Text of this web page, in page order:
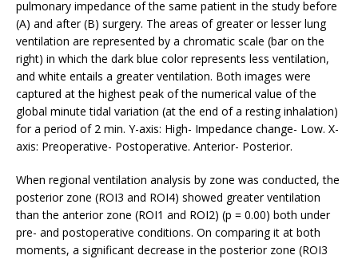
pulmonary impedance of the same patient in the study before
(A) and after (B) surgery. The areas of greater or lesser lung
ventilation are represented by a chromatic scale (bar on the
right) in which the dark blue color represents less ventilation,
and white entails a greater ventilation. Both images were
captured at the highest peak of the numerical value of the
global minute tidal variation (at the end of a resting inhalation)
for a period of 2 min. Y-axis: High- Impedance change- Low. X-
axis: Preoperative- Postoperative. Anterior- Posterior.
When regional ventilation analysis by zone was conducted, the
posterior zone (ROI3 and ROI4) showed greater ventilation
than the anterior zone (ROI1 and ROI2) (p = 0.00) both under
pre- and postoperative conditions. On comparing it at both
moments, a significant decrease in the posterior zone (ROI3